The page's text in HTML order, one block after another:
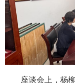
座谈会上，杨